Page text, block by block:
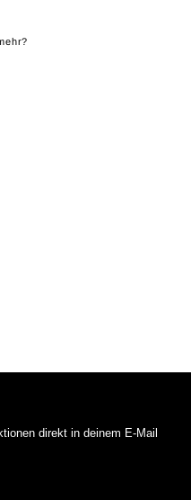
direkt in deinem E-Mail